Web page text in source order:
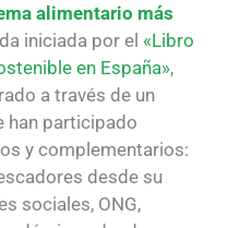
alimentario más
iniciada por el «Libro
en España»,
a través de un
han participado
y complementarios:
desde su
sociales, ONG,